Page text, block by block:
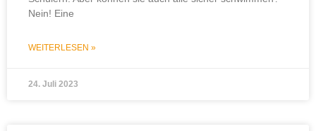
Nein! Eine
WEITERLESEN »
24. Juli 2023